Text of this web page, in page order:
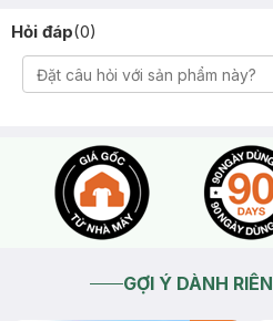
Hỏi đáp(0)
GỢI Ý DÀNH